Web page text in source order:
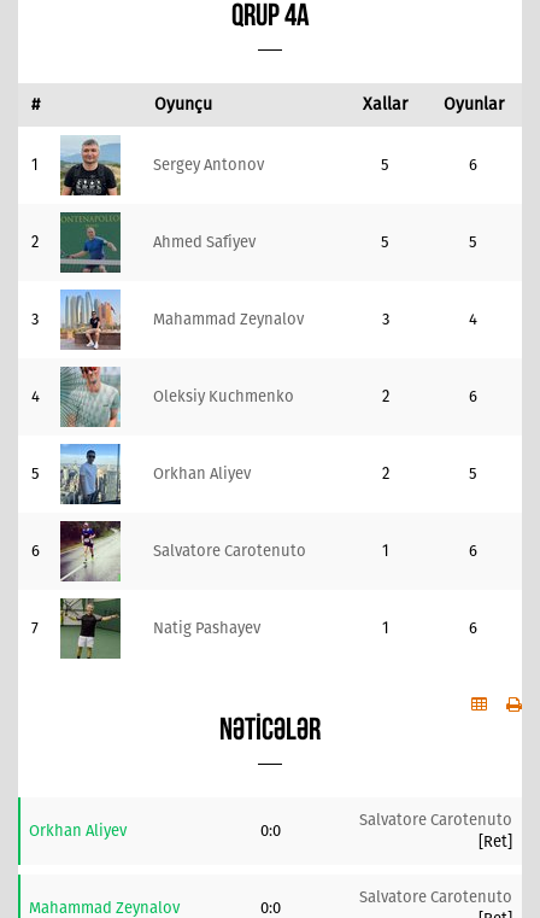
QRUP 4A
# Oyunçu Xallar Oyunlar
1 Sergey Antonov 5 6
2 Ahmed Safiyev 5 5
3 Mahammad Zeynalov 3 4
4 Oleksiy Kuchmenko 2 6
5 Orkhan Aliyev 2 5
6 Salvatore Carotenuto 1 6
7 Natig Pashayev 1 6
NƏTICƏLƏR
Orkhan Aliyev 0:0
Salvatore Carotenuto
[ret]
Mahammad Zeynalov 0:0
Salvatore Carotenuto